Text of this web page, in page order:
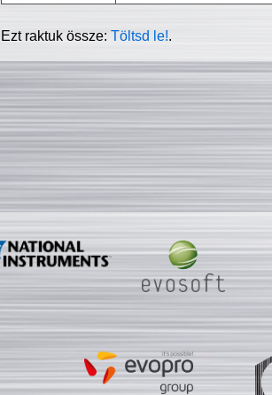
Ezt raktuk össze:Töltsd le!.